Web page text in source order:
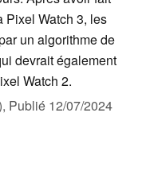
Pixel Watch 3, les
un algorithme de
devrait également
Watch 2.
Publié 12/07/2024